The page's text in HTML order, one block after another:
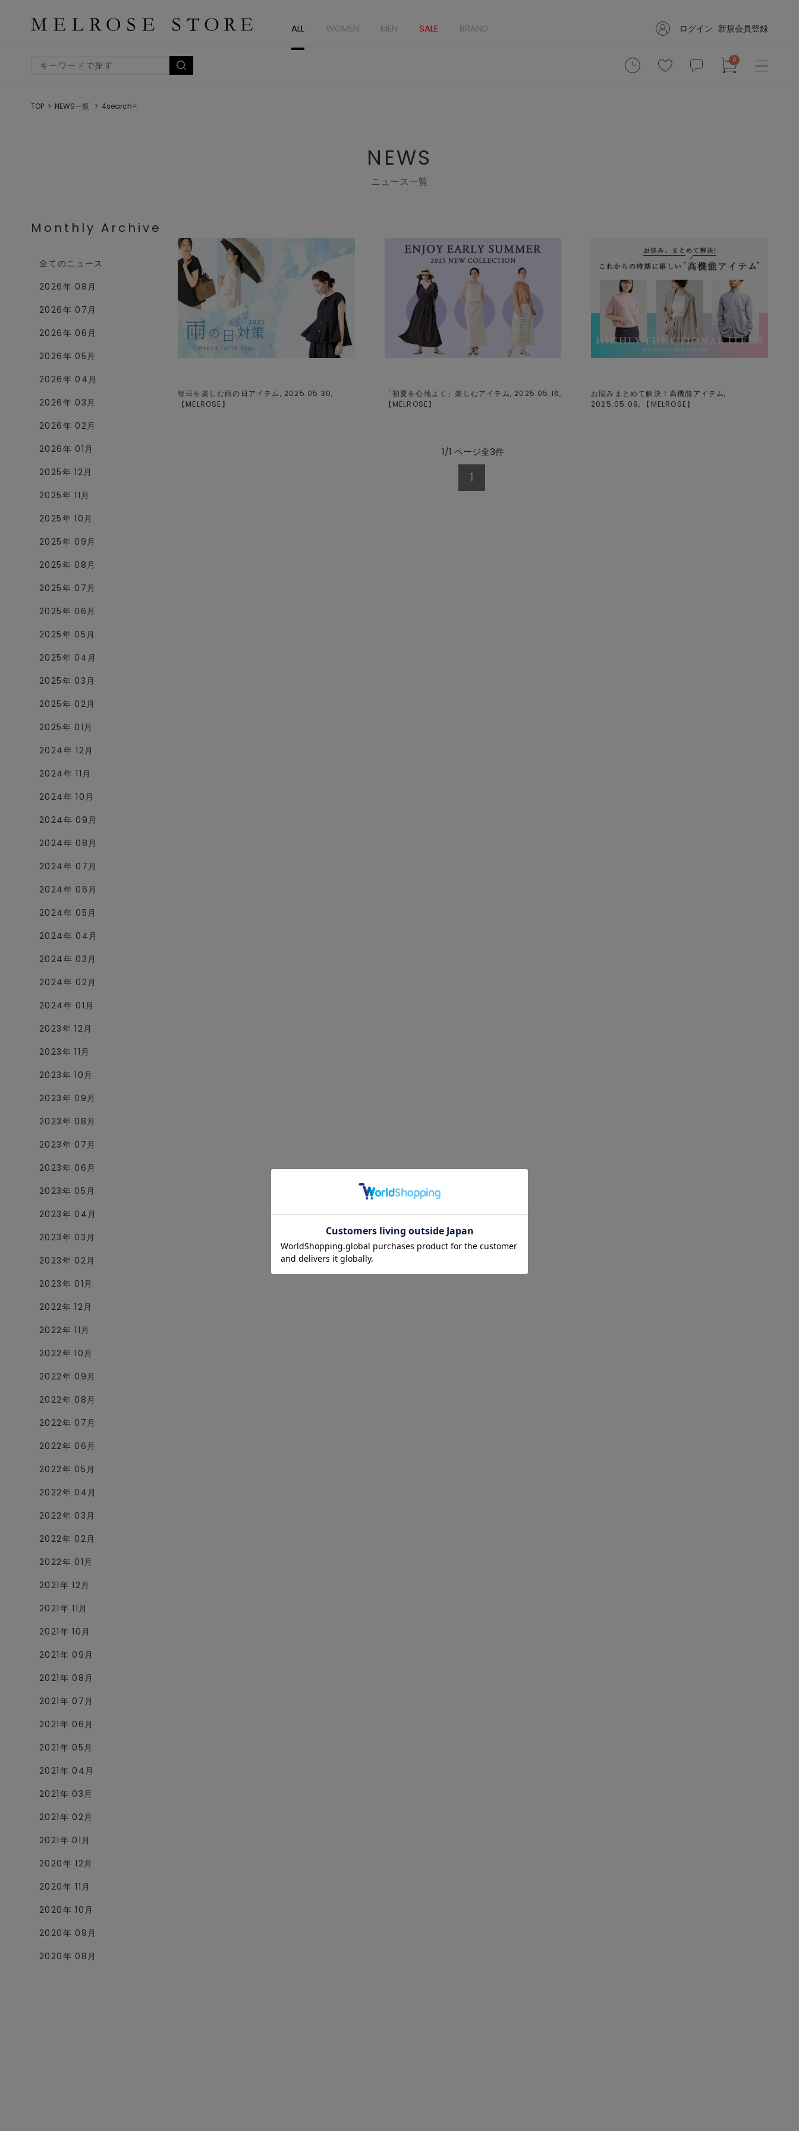
ALL WOMEN MEN SALE BRAND ログイン 新規会員登録
0
TOP NEWS一覧 4search=
NEWS
ニュース一覧
Monthly Archive
全てのニュース
2026年 08月
2026年 07月
2026年 06月
2026年 05月
2026年 04月
2026年 03月
2026年 02月
2026年 01月
2025年 12月
2025年 11月
2025年 10月
2025年 09月
2025年 08月
2025年 07月
2025年 06月
2025年 05月
2025年 04月
2025年 03月
2025年 02月
2025年 01月
2024年 12月
2024年 11月
2024年 10月
2024年 09月
2024年 08月
2024年 07月
2024年 06月
2024年 05月
2024年 04月
2024年 03月
2024年 02月
2024年 01月
2023年 12月
2023年 11月
2023年 10月
2023年 09月
2023年 08月
2023年 07月
2023年 06月
2023年 05月
2023年 04月
2023年 03月
2023年 02月
2023年 01月
2022年 12月
2022年 11月
2022年 10月
2022年 09月
2022年 08月
2022年 07月
2022年 06月
2022年 05月
2022年 04月
2022年 03月
2022年 02月
2022年 01月
2021年 12月
2021年 11月
2021年 10月
2021年 09月
2021年 08月
2021年 07月
2021年 06月
2021年 05月
2021年 04月
2021年 03月
2021年 02月
2021年 01月
2020年 12月
2020年 11月
2020年 10月
2020年 09月
2020年 08月
毎日を楽しむ雨の日アイテム, 2025.05.30,
【 MELROSE 】
「初夏を心地よく」楽しむアイテム, 2025.05.16,
【 MELROSE】
お悩みまとめて解決！高機能アイテム,
2025.05.09, 【 MELROSE】
1/1 ページ全3件
1